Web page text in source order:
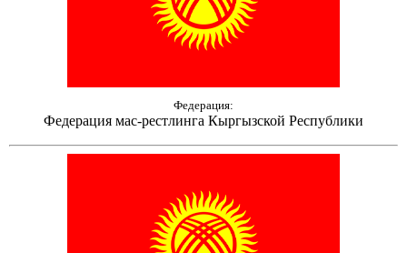
Федерация:
Федерация мас-рестлинга Кыргызской Республики